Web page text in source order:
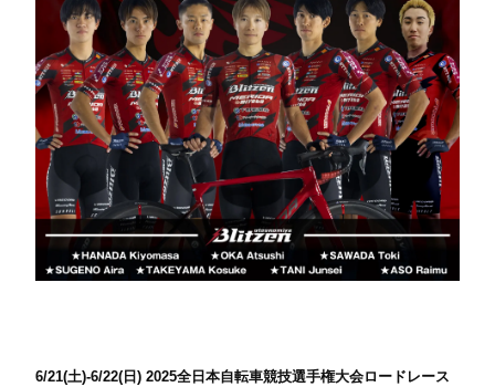
6/21(土)-6/22(日) 2025全日本自転車競技選手権大会ロードレース